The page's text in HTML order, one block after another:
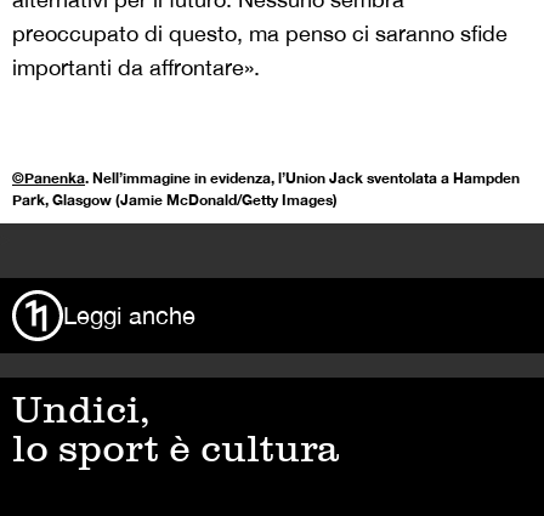
preoccupato di questo, ma penso ci saranno sfide
importanti da affrontare».
©Panenka. Nell’immagine in evidenza, l’Union Jack sventolata a Hampden
Park, Glasgow (Jamie McDonald/Getty Images)
Leggi anche
Undici,
lo sport è cultura